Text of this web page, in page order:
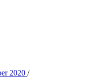
2020 /